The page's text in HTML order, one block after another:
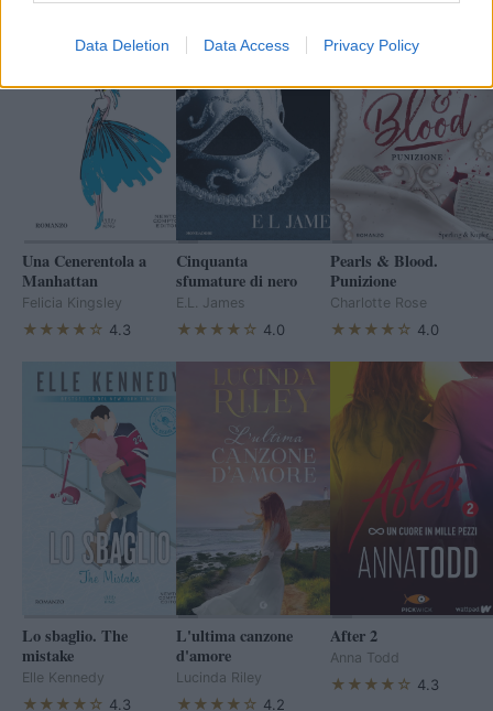
Data Deletion Data Access Privacy Policy
BESTSELLER
Una Cenerentola a
Manhattan
Felicia Kingsley
★★★★☆ 4.3
Cinquanta
sfumature di nero
E.L. James
★★★★☆ 4.0
NOVITÀ
Pearls & Blood.
Punizione
Charlotte Rose
★★★★☆ 4.0
Lo sbaglio. The
mistake
Elle Kennedy
★★★★☆ 4.3
L'ultima canzone
d'amore
Lucinda Riley
★★★★☆ 4.2
After 2
Anna Todd
★★★★☆ 4.3